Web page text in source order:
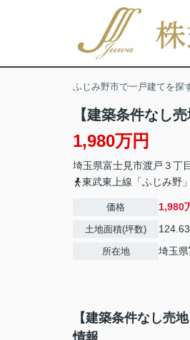
ふじみ野市で一戸建てを探
【建築条件なし
1,980万円
埼玉県富士見市渡戸 ３丁目
東武東上線「ふじみ野
価格 1,980
土地面積(坪数)
所在地 埼玉県
【建築条件なし売
情報